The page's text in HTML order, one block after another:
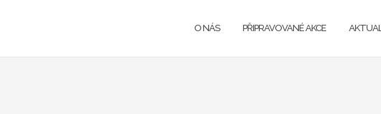
O NÁS PŘIPRAVOVANÉ AKCE